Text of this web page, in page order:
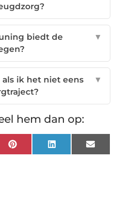
biedt de
▼
ik het niet eens
▼
hem dan op:
PinterestLinkedInEmail